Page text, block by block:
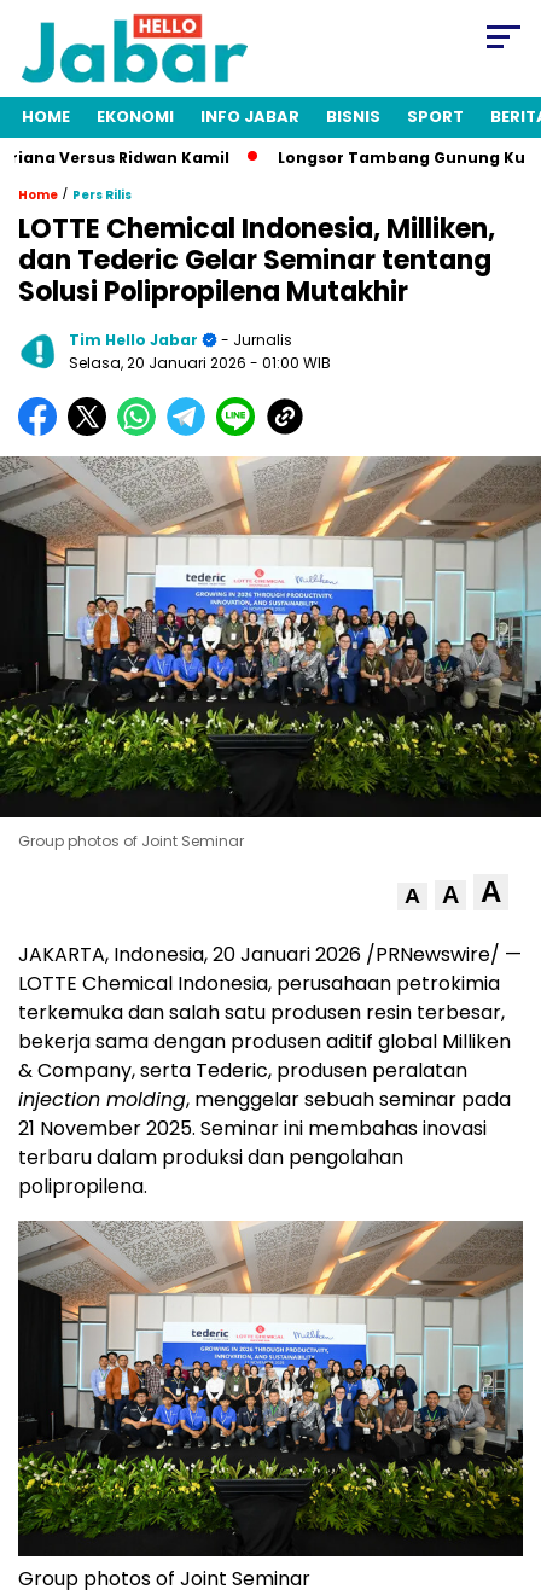
HOME EKONOMI INFO JABAR BISNIS SPORT
Versus Ridwan Kamil Longsor Tambang Gunung Kuda
Home / Pers Rilis
LOTTE Chemical Indonesia, Milliken,
dan Tederic Gelar Seminar tentang
Solusi Polipropilena Mutakhir
Tim Hello Jabar
- Jurnalis
Selasa, 20 Januari 2026 - 01:00 WIB
Group photos of Joint Seminar
A A A
JAKARTA, Indonesia,20 Januari 2026 /PRNewswire/ —
LOTTE Chemical Indonesia, perusahaan petrokimia
terkemuka dan salah satu produsen resin terbesar,
bekerja sama dengan produsen aditif global Milliken
& Company, serta Tederic, produsen peralatan
injection molding, menggelar sebuah seminar pada
21 November 2025. Seminar ini membahas inovasi
terbaru dalam produksi dan pengolahan
polipropilena.
Group photos of Joint Seminar